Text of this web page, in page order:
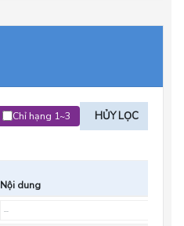
Chỉ hạng 1~3 HỦY LỌC
Nội dung